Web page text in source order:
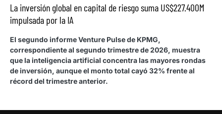
La inversión global en capital de riesgo suma US$227.400M
impulsada por la IA
El segundo informe Venture Pulse de KPMG,
correspondiente al segundo trimestre de 2026, muestra
que la inteligencia artificial concentra las mayores rondas
de inversión, aunque el monto total cayó 32% frente al
récord del trimestre anterior.